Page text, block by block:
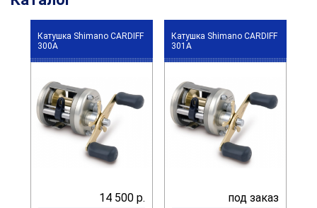
Катушка Shimano CARDIFF
300A
14 500 р.
Катушка Shimano CARDIFF
301A
под заказ